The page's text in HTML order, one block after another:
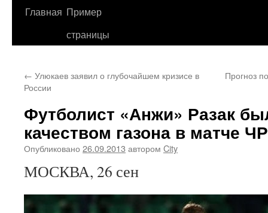
Перейти
Главная Пример
страницы
← Улюкаев заявил о глубочайшем кризисе в
России
Прогноз
Футболист «Анжи» Разак
качеством газона в матче
Опубликовано 26.09.2013 автором City
МОСКВА, 26 сен